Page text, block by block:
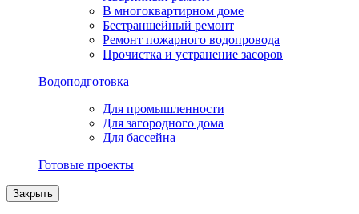
В многоквартирном доме
Бестраншейный ремонт
Ремонт пожарного водопровода
Прочистка и устранение засоров
Водоподготовка
Для промышленности
Для загородного дома
Для бассейна
Готовые проекты
Закрыть